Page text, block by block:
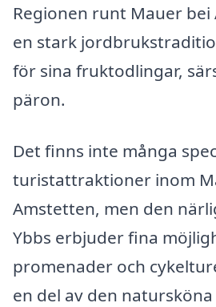
Regionen runt Mauer
en stark
för sina fruktodlingar,
päron.
Det finns inte många
turistattraktioner inom
Amstetten, men den
Ybbs erbjuder fina
promenader och
en del av den